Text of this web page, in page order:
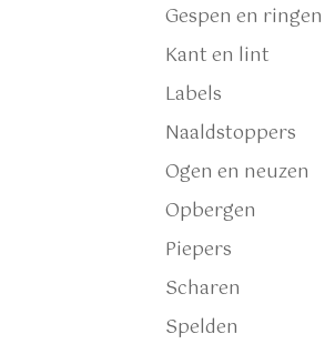
Gespen en ringen
Kant en lint
Labels
Naaldstoppers
Ogen en neuzen
Opbergen
Piepers
Scharen
Spelden